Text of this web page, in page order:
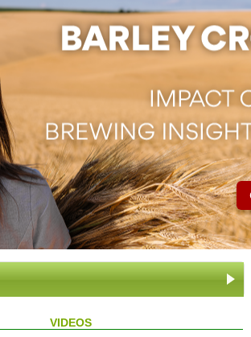
VIDEOS